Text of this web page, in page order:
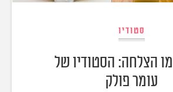
סטודיו
הצלחה: הסטודיו של
עומר פולק